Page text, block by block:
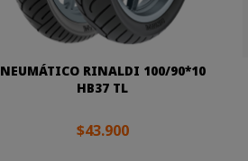
NEUMÁTICO RINALDI 100/90*10
HB37 TL
$43.900